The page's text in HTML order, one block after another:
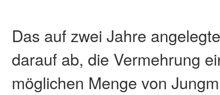
Das auf zwei Jahre
darauf ab, die Vermehrung
möglichen Menge von